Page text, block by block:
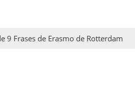
9 Frases de Erasmo de Rotterdam